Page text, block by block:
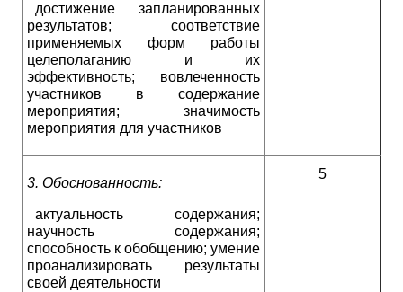
достижение запланированных
результатов; соответствие
применяемых форм работы
целеполаганию и их
эффективность; вовлеченность
участников в содержание
мероприятия; значимость
мероприятия для участников
3. Обоснованность:
актуальность содержания;
научность содержания;
способность к обобщению; умение
проанализировать результаты
своей деятельности
5